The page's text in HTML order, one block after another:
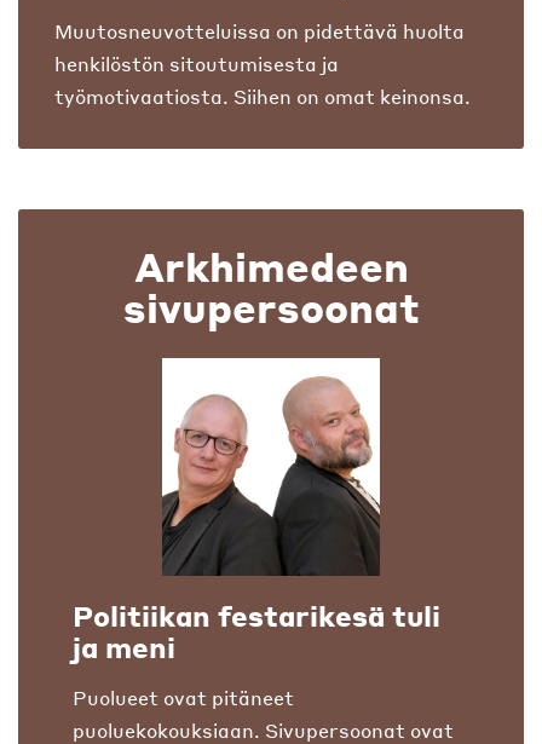
Muutosneuvotteluissa on pidettävä huolta
henkilöstön sitoutumisesta ja
työmotivaatiosta. Siihen on omat keinonsa.
Arkhimedeen
sivupersoonat
Politiikan festarikesä tuli
ja meni
Puolueet ovat pitäneet
puoluekokouksiaan. Sivupersoonat ovat